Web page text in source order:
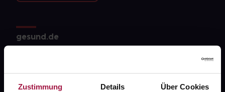
Zustimmung Details Über Cookies
gesund.de